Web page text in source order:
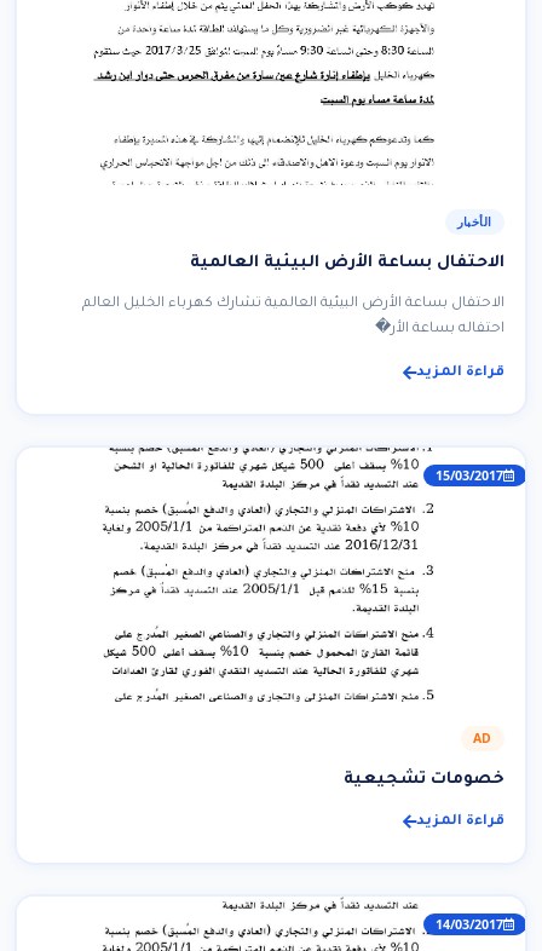
الأخبار
الاحتفال بساعة الأرض البيئية العالمية
الاحتفال بساعة الأرض البيئية العالمية تشارك كهرباء الخليل العالم
احتفاله بساعة الأر�
قراءة المزيد
15/03/2017
AD
خصومات تشجيعية
قراءة المزيد
14/03/2017